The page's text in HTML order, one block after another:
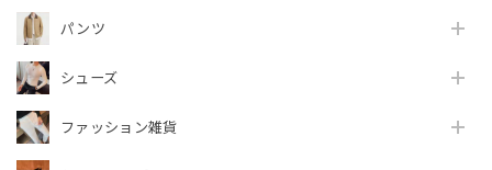
パンツ
シューズ
ファッション雑貨